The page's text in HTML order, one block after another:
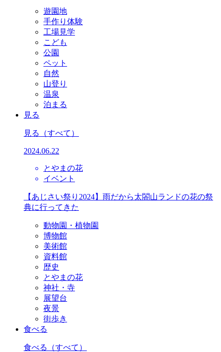
遊園地
手作り体験
工場見学
こども
公園
ペット
自然
山登り
温泉
泊まる
見る
見る （すべて）
2024.06.22
とやまの花
イベント
【あじさい祭り2024】雨だから太閤山ランドの花の祭
典に行ってきた
動物園・植物園
博物館
美術館
資料館
歴史
とやまの花
神社・寺
展望台
夜景
街歩き
食べる
食べる （すべて）